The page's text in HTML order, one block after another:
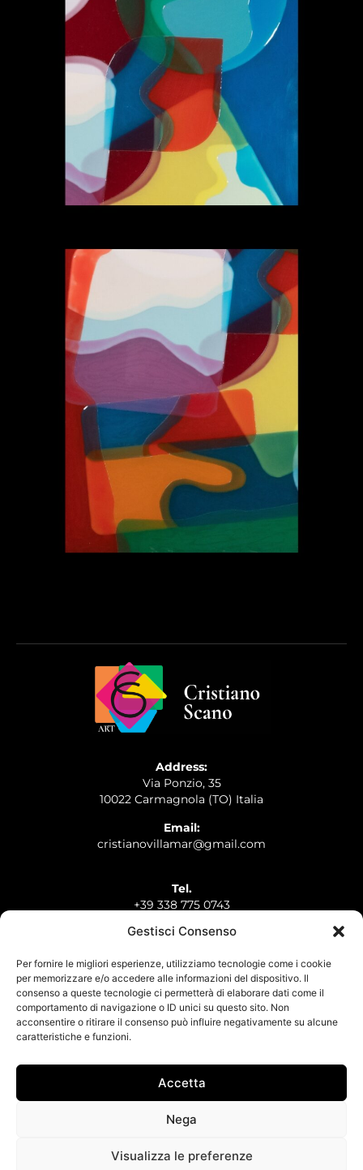
Gestisci Consenso
Per fornire le migliori esperienze, utilizziamo tecnologie come i cookie
per memorizzare e/o accedere alle informazioni del dispositivo. Il
consenso a queste tecnologie ci permetterà di elaborare dati come il
comportamento di navigazione o ID unici su questo sito. Non
acconsentire o ritirare il consenso può influire negativamente su alcune
caratteristiche e funzioni.
Accetta
Nega
Visualizza le preferenze
Address:
Via Ponzio, 35
10022 Carmagnola (TO) Italia
Email:
cristianovillamar@gmail.com
Tel.
+39 338 775 0743
Whatsapp
THE EXHIBITIONS
CONTACTS
11672810014